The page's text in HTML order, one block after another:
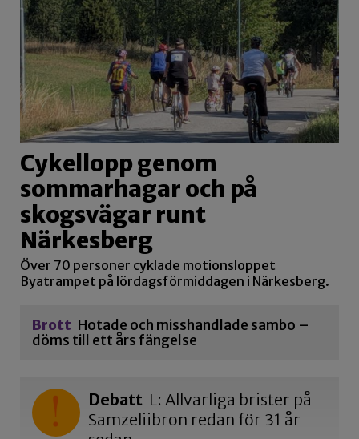
Cykellopp genom
sommarhagar och på
skogsvägar runt
Närkesberg
Över 70 personer cyklade motionsloppet
Byatrampet på lördagsförmiddagen i Närkesberg.
Brott Hotade och misshandlade sambo –
döms till ett års fängelse
Debatt L: Allvarliga brister på
Samzeliibron redan för 31 år